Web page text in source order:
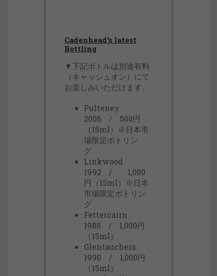
Cadenhead’s latest
Bottling
▼下記ボトルは別途有料
（キャッシュオン）にて
お楽しみいただけます。
Pulteney
2006 / 500円
（15ml）※日本市
場限定ボトリン
グ
Linkwood
1992 / 1,000
円（15ml）※日本
市場限定ボトリン
グ
Fettercairn
1988 / 1,000円
（15ml）
Glentauchers
1990 / 1,000円
（15ml）